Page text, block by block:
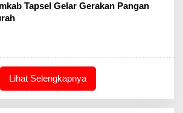
Tapsel Gelar Gerakan Pangan
Lihat Selengkapnya